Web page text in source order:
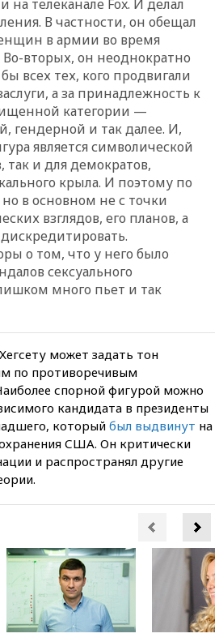
на телеканале Fox. И делал
В частности, он обещал
в армии во время
вторых, он неоднократно
всех тех, кого продвигали
а за принадлежность к
категории —
гендерной и так далее. И,
является символической
так и для демократов,
крыла. И поэтому по
но в основном не с точки
взглядов, его планов, а
о том, что у него было
сексуального
много пьет и так
может задать тон
по противоречивым
спорной фигурой можно
кандидата в президенты
который был выдвинут на
США. Он критически
и распространял другие